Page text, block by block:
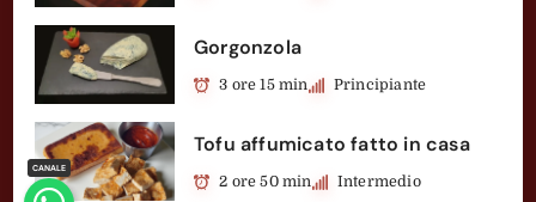
Gorgonzola
3 ore 15 min Principiante
Tofu affumicato fatto in casa
2 ore 50 min Intermedio